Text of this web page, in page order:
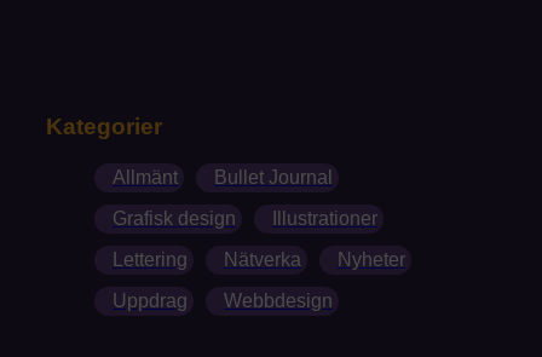
Kategorier
Allmänt
Bullet Journal
Grafisk design
Illustrationer
Lettering
Nätverka
Nyheter
Uppdrag
Webbdesign